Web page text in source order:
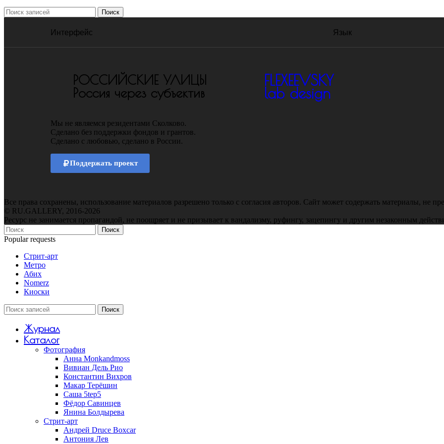
Поиск
Интерфейс Язык
РОССИЙСКИЕ УЛИЦЫ
Россия через субъектив
Мы не являемся резидентами Сколково.
Сделано без поддержки фондов и грантов.
Сделано с любовью, сделано в России.
Поддержать проект
FLEXEEVSKY
lab design
Все права сохранены, использование материалов разрешено только с согласия авторов. Сайт может содержать материалы, не
© RU.GALLERY, 2016-2026
Ресурс не занимается пропагандой, не поощряет и не призывает к вандализму, руфингу, зацепингу и другим незаконным
Поиск
Popular requests
Стрит-арт
Метро
Абих
Nomerz
Киоски
Поиск
Журнал
Каталог
Фотография
Анна Monkandmoss
Вивиан Дель Рио
Константин Вихров
Макар Терёшин
Саша 5tep5
Фёдор Савинцев
Янина Болдырева
Стрит-арт
Андрей Druce Boxcar
Антония Лев